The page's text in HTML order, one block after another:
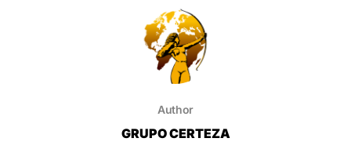
Author
GRUPO CERTEZA